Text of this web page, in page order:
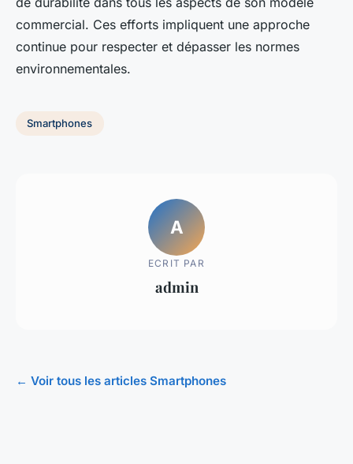
commercial. Ces efforts impliquent une approche
continue pour respecter et dépasser les normes
environnementales.
Smartphones
A
ECRIT PAR
admin
← Voir tous les articles Smartphones